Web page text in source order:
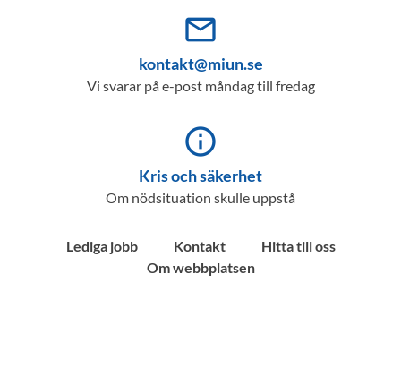
mail_outline
kontakt@miun.se
Vi svarar på e-post måndag till fredag
info_outline
Kris och säkerhet
Om nödsituation skulle uppstå
Lediga jobb Kontakt
Hitta till oss
Om webbplatsen